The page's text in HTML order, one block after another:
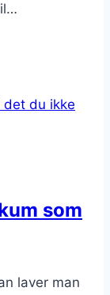
som
laver man